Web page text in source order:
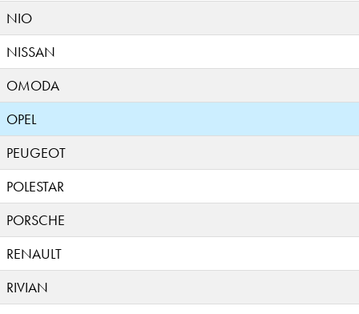
NIO
NISSAN
OMODA
OPEL
PEUGEOT
POLESTAR
PORSCHE
RENAULT
RIVIAN